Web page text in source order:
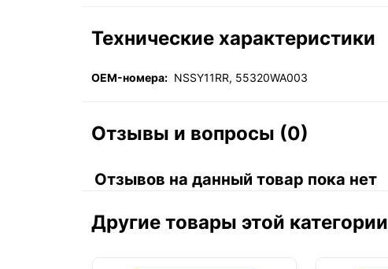
Технические характеристики
OEM-номера: NSSY11RR, 55320WA003
Отзывы и вопросы (0)
Отзывов на данный товар пока нет
Другие товары этой категории